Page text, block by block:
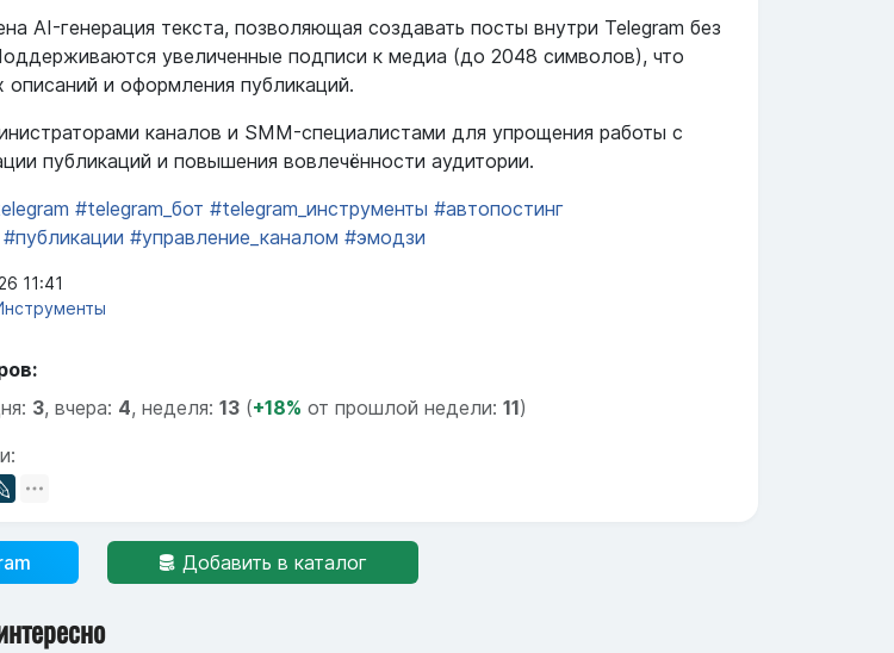
AI-генерация текста, позволяющая создавать посты внутри Telegram без
увеличенные подписи к медиа (до 2048 символов), что
и оформления публикаций.
каналов и SMM-специалистами для упрощения работы с
публикаций и повышения вовлечённости аудитории.
#telegram_бот #telegram_инструменты #автопостинг
#публикации #управление_каналом #эмодзи
11:41
3, вчера: 4, неделя: 13 (+18% от прошлой недели: 11)
Добавить в каталог